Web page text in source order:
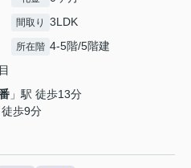
間取り 3LDK
所在階 4-5階/5階建
」駅 徒歩13分
徒歩9分